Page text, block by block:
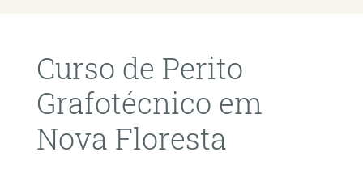
Curso de Perito
Grafotécnico em
Nova Floresta